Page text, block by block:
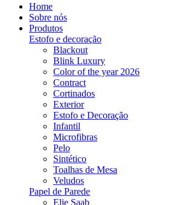
Home
Sobre nós
Produtos
Estofo e decoração
Blackout
Blink Luxury
Color of the year 2026
Contract
Cortinados
Exterior
Estofo e Decoração
Infantil
Microfibras
Pelo
Sintético
Toalhas de Mesa
Veludos
Papel de Parede
Elie Saab